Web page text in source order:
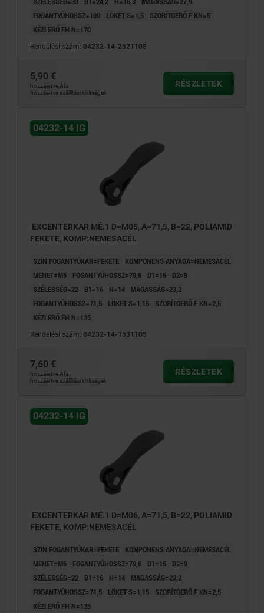
FOGANTYÚHOSSZ=100
LÖKET S=1,5
SZORÍTÓERŐ F KN=5
KÉZI ERŐ FH N=170
Rendelési szám: 04232-14-2521108
5,90 €
hozzáértve Áfa
hozzáértve szállítási költségek
RÉSZLETEK
04232-14 IG
EXCENTERKAR MÉ.1 D=M05, A=71,5, B=22, POLIAMID
FEKETE, KOMP:NEMESACÉL
SZÍN FOGANTYÚKAR=FEKETE
KOMPONENS ANYAGA=NEMESACÉL
MENET=M5
FOGANTYÚHOSSZ=79,6 D1=16
D2=9
SZÉLESSÉG=22
B1=16 H=14
MAGASSÁG=23,2
FOGANTYÚHOSSZ=71,5
LÖKET S=1,15
SZORÍTÓERŐ F KN=2,5
KÉZI ERŐ FH N=125
Rendelési szám: 04232-14-1531105
7,60 €
hozzáértve Áfa
hozzáértve szállítási költségek
RÉSZLETEK
04232-14 IG
EXCENTERKAR MÉ.1 D=M06, A=71,5, B=22, POLIAMID
FEKETE, KOMP:NEMESACÉL
SZÍN FOGANTYÚKAR=FEKETE
KOMPONENS ANYAGA=NEMESACÉL
MENET=M6
FOGANTYÚHOSSZ=79,6 D1=16
D2=9
SZÉLESSÉG=22
B1=16 H=14
MAGASSÁG=23,2
FOGANTYÚHOSSZ=71,5
LÖKET S=1,15
SZORÍTÓERŐ F KN=2,5
KÉZI ERŐ FH N=125